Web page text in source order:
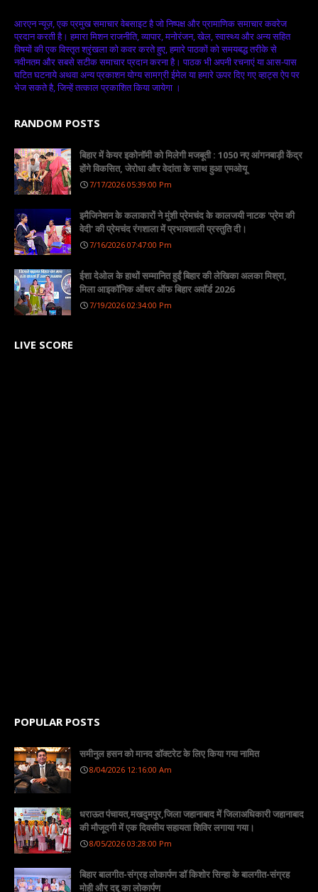
आरएन न्यूज़, एक प्रमुख समाचार वेबसाइट है जो निष्पक्ष और प्रामाणिक समाचार कवरेज
प्रदान करती है। हमारा मिशन राजनीति, व्यापार, मनोरंजन, खेल, स्वास्थ्य और अन्य सहित
विषयों की एक विस्तृत श्रृंखला को कवर करते हुए, हमारे पाठकों को समयबद्ध तरीके से
नवीनतम और सबसे सटीक समाचार प्रदान करना है। पाठक भी अपनी रचनाएं या आस-पास
घटित घटनाये अथवा अन्य प्रकाशन योग्य सामग्री ईमेल या हमारे ऊपर दिए गए व्हाट्स ऐप पर
भेज सकते है, जिन्हें तत्काल प्रकाशित किया जायेगा ।
RANDOM POSTS
बिहार में केयर इकोनॉमी को मिलेगी मजबूती : 1050 नए आंगनबाड़ी केंद्र
होंगे विकसित, जेरोधा और वेदांता के साथ हुआ एमओयू
7/17/2026 05:39:00 Pm
इमैजिनेशन के कलाकारों ने मुंशी प्रेमचंद के कालजयी नाटक 'प्रेम की
वेदी' की प्रेमचंद रंगशाला में प्रभावशाली प्रस्तुति दी।
7/16/2026 07:47:00 Pm
ईशा देओल के हाथों सम्मानित हुईं बिहार की लेखिका अलका मिश्रा,
मिला आइकॉनिक ऑथर ऑफ बिहार अवॉर्ड 2026
7/19/2026 02:34:00 Pm
LIVE SCORE
POPULAR POSTS
समीनुल हसन को मानद डॉक्टरेट के लिए किया गया नामित
8/04/2026 12:16:00 Am
धराऊत पंचायत,मखदुमपुर,जिला जहानाबाद में जिलाअधिकारी जहानाबाद
की मौजूदगी में एक दिवसीय सहायता शिविर लगाया गया।
8/05/2026 03:28:00 Pm
बिहार बालगीत-संग्रह लोकार्पण डॉ किशोर सिन्हा के बालगीत-संग्रह
मोही और दद्दू का लोकार्पण